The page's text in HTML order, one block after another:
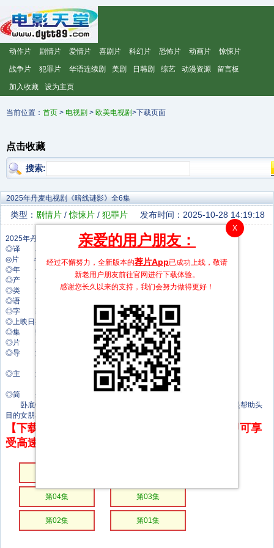
动作片 剧情片 爱情片 喜剧片 科幻片 恐怖片 动画片 惊悚片
战争片 犯罪片 华语连续剧 美剧 日韩剧 综艺 动漫资源 留言板
加入收藏 设为主页
当前位置： 首页 > 电视剧 > 欧美电视剧>下载页面
点击收藏
搜索:
2025年丹麦电视剧《暗线谜影》全6集
类型： 剧情片 /惊悚片 / 犯罪片 发布时间：2025-10-28 14:19:18
◎译 名 Legenden/The Asset
◎片 名 暗线谜影
◎年 代 2025
◎产 地 丹麦
◎类 别 剧情/惊悚/犯罪
◎语 言 丹麦语
◎字 幕 中文字幕
◎上映日期 2025-10-27(丹麦网络)
◎集 数 6集
◎片 长 50分钟
◎导 演 斯托姆·阿彻奇·萨赫斯托姆
卡斯珀·巴福德
◎主 演 玛丽亚·科尔森
◎简 介
卧底特工迪潜入罪犯帝国，并面临着艰难的抉择：是执行任务，还是帮助头
目的女朋友逃脱。
【下载地址】本站专属下载器：点击下方链接 即可享
受高速下载和在线播放 专治迅雷无法下载
第04集 第03集
第02集 第01集
X
亲爱的用户朋友：
经过不懈努力，全新版本的荐片App已成功上线，敬请
新老用户朋友前往官网进行下载体验。
感谢您长久以来的支持，我们会努力做得更好！